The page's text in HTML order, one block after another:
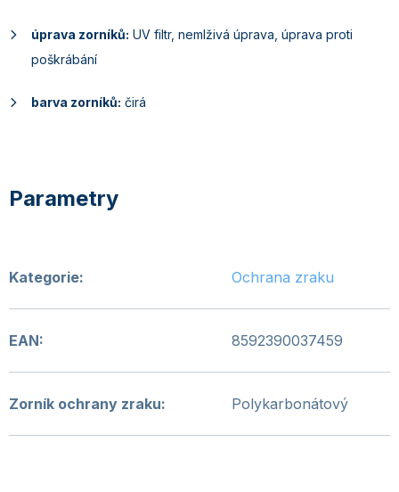
úprava zorníků: UV filtr, nemlživá úprava, úprava proti
poškrábání
barva zorníků: čirá
Kategorie: Ochrana zraku
EAN: 8592390037459
Zorník ochrany zraku: Polykarbonátový